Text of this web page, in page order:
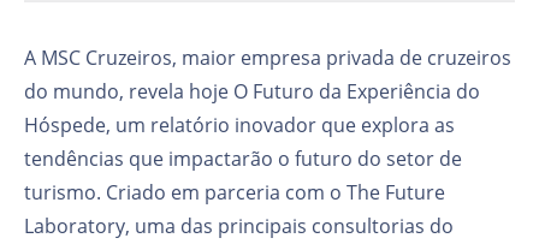
A MSC Cruzeiros, maior empresa privada de cruzeiros
do mundo, revela hoje O Futuro da Experiência do
Hóspede, um relatório inovador que explora as
tendências que impactarão o futuro do setor de
turismo. Criado em parceria com o The Future
Laboratory, uma das principais consultorias do